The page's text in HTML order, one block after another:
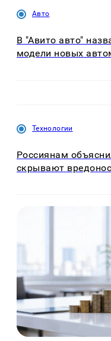
Авто
В "Авито авто"
модели новых
Технологии
Россиянам
скрывают